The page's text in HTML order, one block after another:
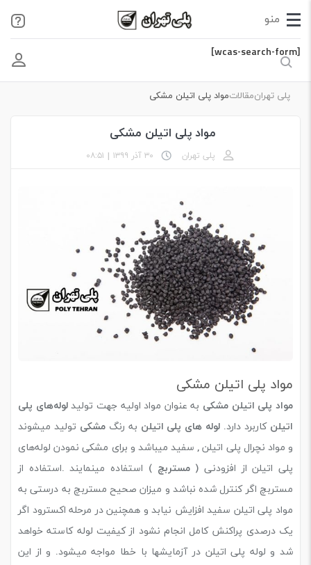
[wcas-search-form]
پلی تهرانمقالاتمواد پلی اتیلن مشکی
مواد پلی اتیلن مشکی
پلی تهران ۳۰ آذر ۱۳۹۹ | ۰۸:۵۱
مواد پلی اتیلن مشکی
مواد پلی اتیلن مشکی به عنوان مواد اولیه جهت تولیدلوله‌های پلی
اتیلن کاربرد دارد. لوله های پلی اتیلن به رنگمشکی تولید میشوند
و مواد نچرال پلی اتیلن , سفید میباشد و برای مشکی نمودن لوله‌های
پلی اتیلن از افزودنی (مستربچ) استفاده مینمایند .استفاده از
مستربچ اگر کنترل شده نباشد و میزان صحیح مستربچ به درستی به
مواد پلی اتیلن سفید افزایش نیابد و همچنین در مرحله اکسترود اگر
یک درصدی پراکنش کامل انجام نشود از کیفیت لوله کاسته خواهد
شد و لوله پلی اتیلن در آزمایشها با خطا مواجه میشود. و از این